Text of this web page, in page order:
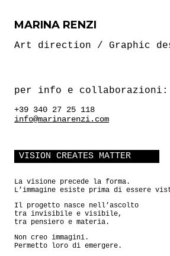
MARINA RENZI
Art direction / Graphic
per info e collaborazioni:
+39 340 27 25 118
info@marinarenzi.com
VISION CREATES MATTER
La visione precede la forma.
L’immagine esiste prima di essere
Il progetto nasce nell’ascolto
tra invisibile e visibile,
tra pensiero e materia.
Non creo immagini.
Permetto loro di emergere.